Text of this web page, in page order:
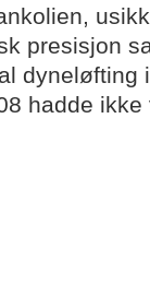
presisjon
dyneløfting
hadde